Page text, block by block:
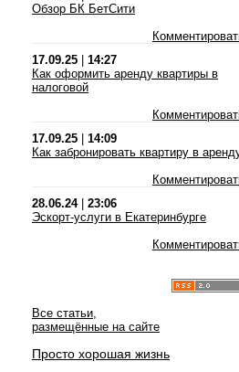
Обзор БК БетСити
17.09.25
14:27
Как оформить аренду квартиры в
налоговой
17.09.25
14:09
Как забронировать квартиру в
28.06.24| 23:06
Эскорт-услуги в Екатеринбурге
Все статьи,
размещённые на сайте
Просто хорошая жизнь